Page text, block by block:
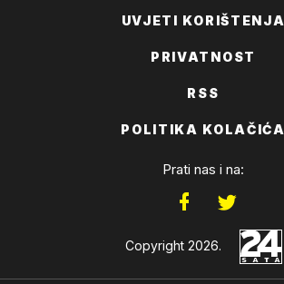
UVJETI KORIŠTENJA
PRIVATNOST
RSS
POLITIKA KOLAČIĆA
Prati nas i na:
Copyright 2026.